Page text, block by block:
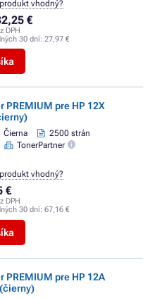
€
DPH
30 dní: 27,97 €
vhodný?
PREMIUM pre HP 12X
Čierna
2500 strán
TonerPartner
€
DPH
30 dní: 67,16 €
vhodný?
PREMIUM pre HP 12A